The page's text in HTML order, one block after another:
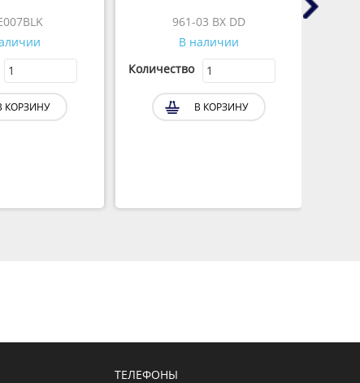
КОРЗИНУ
961-03 BX DD
В наличии
Количество
В КОРЗИНУ
ТЕЛЕФОНЫ